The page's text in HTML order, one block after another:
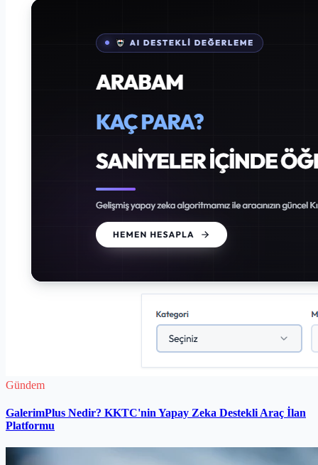
Gündem
GalerimPlus Nedir? KKTC'nin Yapay Zeka Destekli Araç İlan
Platformu